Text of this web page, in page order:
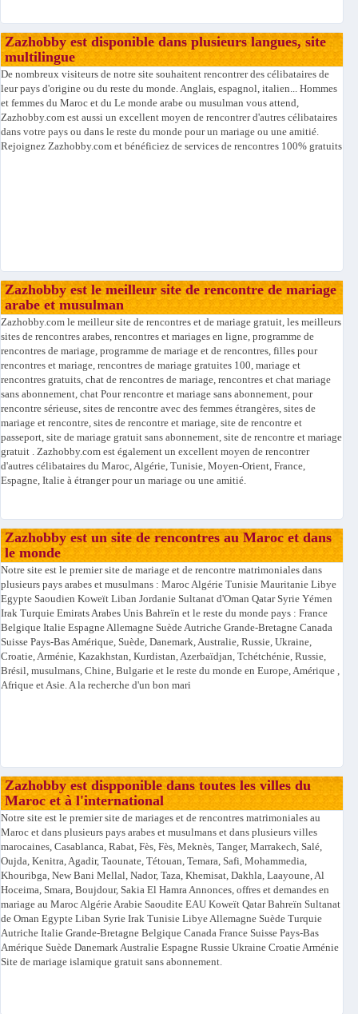
Zazhobby est disponible dans plusieurs langues, site
multilingue
De nombreux visiteurs de notre site souhaitent rencontrer des célibataires de
leur pays d'origine ou du reste du monde. Anglais, espagnol, italien... Hommes
et femmes du Maroc et du Le monde arabe ou musulman vous attend,
Zazhobby.com est aussi un excellent moyen de rencontrer d'autres célibataires
dans votre pays ou dans le reste du monde pour un mariage ou une amitié.
Rejoignez Zazhobby.com et bénéficiez de services de rencontres 100% gratuits
Zazhobby est le meilleur site de rencontre de mariage
arabe et musulman
Zazhobby.com le meilleur site de rencontres et de mariage gratuit, les meilleurs
sites de rencontres arabes, rencontres et mariages en ligne, programme de
rencontres de mariage, programme de mariage et de rencontres, filles pour
rencontres et mariage, rencontres de mariage gratuites 100, mariage et
rencontres gratuits, chat de rencontres de mariage, rencontres et chat mariage
sans abonnement, chat Pour rencontre et mariage sans abonnement, pour
rencontre sérieuse, sites de rencontre avec des femmes étrangères, sites de
mariage et rencontre, sites de rencontre et mariage, site de rencontre et
passeport, site de mariage gratuit sans abonnement, site de rencontre et mariage
gratuit . Zazhobby.com est également un excellent moyen de rencontrer
d'autres célibataires du Maroc, Algérie, Tunisie, Moyen-Orient, France,
Espagne, Italie à étranger pour un mariage ou une amitié.
Zazhobby est un site de rencontres au Maroc et dans
le monde
Notre site est le premier site de mariage et de rencontre matrimoniales dans
plusieurs pays arabes et musulmans : Maroc Algérie Tunisie Mauritanie Libye
Egypte Saoudien Koweït Liban Jordanie Sultanat d'Oman Qatar Syrie Yémen
Irak Turquie Emirats Arabes Unis Bahreïn et le reste du monde pays : France
Belgique Italie Espagne Allemagne Suède Autriche Grande-Bretagne Canada
Suisse Pays-Bas Amérique, Suède, Danemark, Australie, Russie, Ukraine,
Croatie, Arménie, Kazakhstan, Kurdistan, Azerbaïdjan, Tchétchénie, Russie,
Brésil, musulmans, Chine, Bulgarie et le reste du monde en Europe, Amérique ,
Afrique et Asie. A la recherche d'un bon mari
Zazhobby est dispponible dans toutes les villes du
Maroc et à l'international
Notre site est le premier site de mariages et de rencontres matrimoniales au
Maroc et dans plusieurs pays arabes et musulmans et dans plusieurs villes
marocaines, Casablanca, Rabat, Fès, Fès, Meknès, Tanger, Marrakech, Salé,
Oujda, Kenitra, Agadir, Taounate, Tétouan, Temara, Safi, Mohammedia,
Khouribga, New Bani Mellal, Nador, Taza, Khemisat, Dakhla, Laayoune, Al
Hoceima, Smara, Boujdour, Sakia El Hamra Annonces, offres et demandes en
mariage au Maroc Algérie Arabie Saoudite EAU Koweït Qatar Bahreïn Sultanat
de Oman Egypte Liban Syrie Irak Tunisie Libye Allemagne Suède Turquie
Autriche Italie Grande-Bretagne Belgique Canada France Suisse Pays-Bas
Amérique Suède Danemark Australie Espagne Russie Ukraine Croatie Arménie
Site de mariage islamique gratuit sans abonnement.